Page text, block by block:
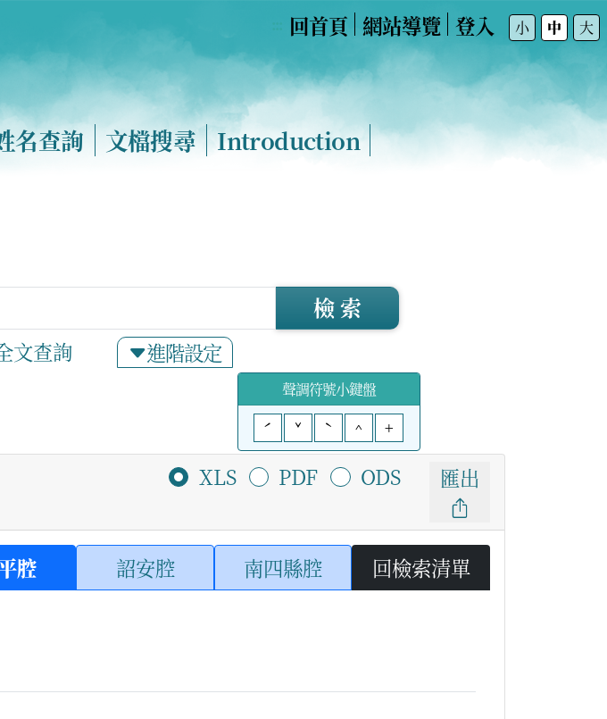
回首頁 網站導覽 登入 小 中 大
名查詢 文檔搜尋 Introduction
文查詢 進階設定
檢 索
聲調符號小鍵盤
ˊ
ˇ ˋ ^ +
XLS PDF ODS 匯出
腔 詔安腔 南四縣腔 回檢索清單